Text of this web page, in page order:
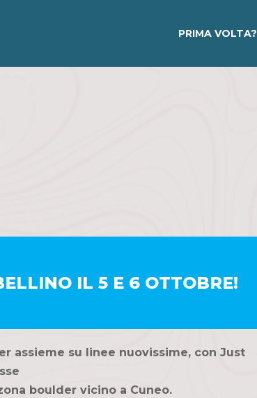
PRIMA VOLTA?
IL 5 E 6 OTTOBRE!
assieme su linee nuovissime, con Just
boulder vicino a Cuneo.